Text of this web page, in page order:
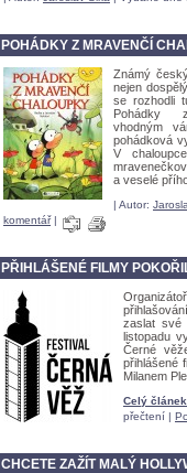
POHÁDKY Z MRAVENČÍ
Známý
nejen
se rozhodli
vhodným
pohádková
V
a veselé
| Autor:
komentář|
PŘIHLÁŠENÉ FILMY
zaslat své
listopadu
Černé
přihlášené
Milanem
Celý článek
přečtení |
CHCETE ZAŽÍT MALÝ